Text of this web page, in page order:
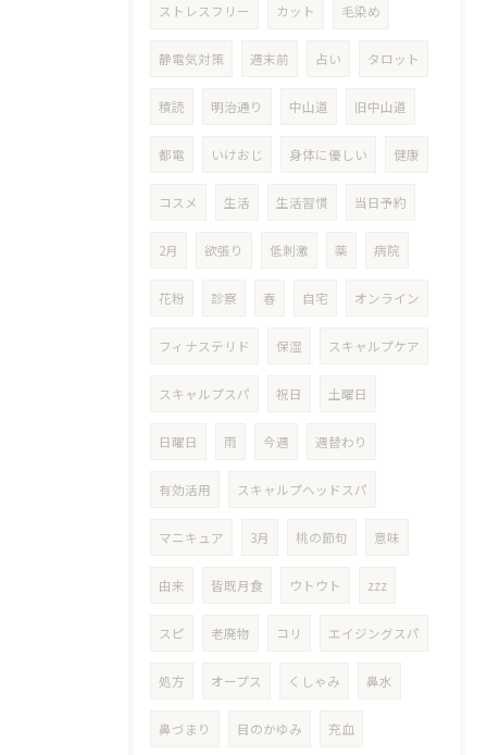
ストレスフリー カット 毛染め
静電気対策 週末前 占い タロット
積読 明治通り 中山道 旧中山道
都電 いけおじ 身体に優しい 健康
コスメ 生活 生活習慣 当日予約
2月 欲張り 低刺激 薬 病院
花粉 診察 春 自宅 オンライン
フィナステリド 保湿 スキャルプケア
スキャルプスパ 祝日 土曜日
日曜日 雨 今週 週替わり
有効活用 スキャルプヘッドスパ
マニキュア 3月 桃の節句 意味
由来 皆既月食 ウトウト zzz
スピ 老廃物 コリ エイジングスパ
処方 オープス くしゃみ 鼻水
鼻づまり 目のかゆみ 充血